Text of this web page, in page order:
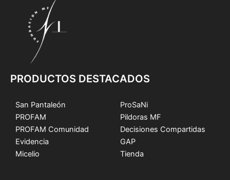
PRODUCTOS DESTACADOS
San Pantaleón
PROFAM
PROFAM Comunidad
Evidencia
Micelio
ProSaNi
Pildoras MF
Decisiones Compartidas
GAP
Tienda